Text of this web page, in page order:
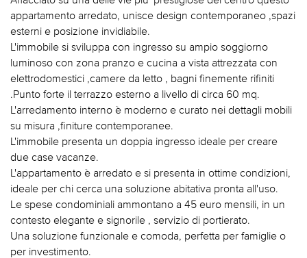
appartamento arredato, unisce design contemporaneo ,spazi
esterni e posizione invidiabile.
L'immobile si sviluppa con ingresso su ampio soggiorno
luminoso con zona pranzo e cucina a vista attrezzata con
elettrodomestici ,camere da letto , bagni finemente rifiniti
.Punto forte il terrazzo esterno a livello di circa 60 mq.
L'arredamento interno è moderno e curato nei dettagli mobili
su misura ,finiture contemporanee.
L'immobile presenta un doppia ingresso ideale per creare
due case vacanze.
L'appartamento è arredato e si presenta in ottime condizioni,
ideale per chi cerca una soluzione abitativa pronta all'uso.
Le spese condominiali ammontano a 45 euro mensili, in un
contesto elegante e signorile , servizio di portierato.
Una soluzione funzionale e comoda, perfetta per famiglie o
per investimento.